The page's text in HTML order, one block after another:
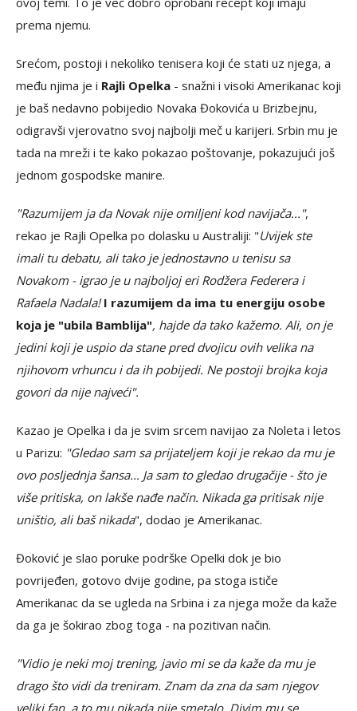
prema njemu.
Srećom, postoji i nekoliko tenisera koji će stati uz njega, a
među njima je i Rajli Opelka - snažni i visoki Amerikanac koji
je baš nedavno pobijedio Novaka Đokovića u Brizbejnu,
odigravši vjerovatno svoj najbolji meč u karijeri. Srbin mu je
tada na mreži i te kako pokazao poštovanje, pokazujući još
jednom gospodske manire.
"Razumijem ja da Novak nije omiljeni kod navijača...",
rekao je Rajli Opelka po dolasku u Australiji: "Uvijek ste
imali tu debatu, ali tako je jednostavno u tenisu sa
Novakom - igrao je u najboljoj eri Rodžera Federera i
Rafaela Nadala!I razumijem da ima tu energiju osobe
koja je "ubila Bamblija", hajde da tako kažemo. Ali, on je
jedini koji je uspio da stane pred dvojicu ovih velika na
njihovom vrhuncu i da ih pobijedi. Ne postoji brojka koja
govori da nije najveći".
Kazao je Opelka i da je svim srcem navijao za Noleta i letos
u Parizu: "Gledao sam sa prijateljem koji je rekao da mu je
ovo posljednja šansa... Ja sam to gledao drugačije - što je
više pritiska, on lakše nađe način. Nikada ga pritisak nije
uništio, ali baš nikada", dodao je Amerikanac.
Đoković je slao poruke podrške Opelki dok je bio
povrijeđen, gotovo dvije godine, pa stoga ističe
Amerikanac da se ugleda na Srbina i za njega može da kaže
da ga je šokirao zbog toga - na pozitivan način.
"Vidio je neki moj trening, javio mi se da kaže da mu je
drago što vidi da treniram. Znam da zna da sam njegov
veliki fan, a to mu nikada nije smetalo. Divim mu se.